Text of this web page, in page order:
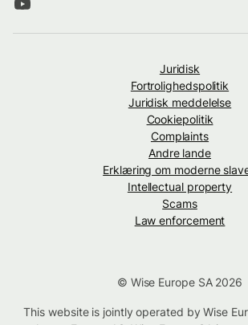
Juridisk
Fortrolighedspolitik
Juridisk meddelelse
Cookiepolitik
Complaints
Andre lande
Erklæring om moderne
Intellectual property
Scams
Law enforcement
© Wise Europe SA 2026
This website is jointly operated by Wise